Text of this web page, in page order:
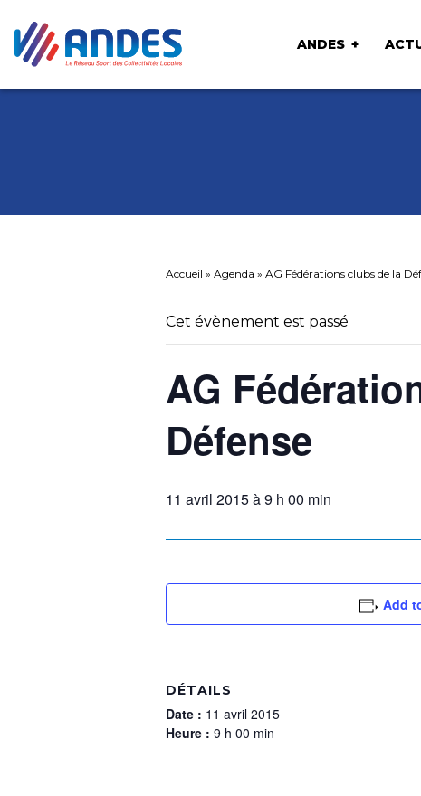
ANDES
Accueil » Agenda » AG Fédérations clubs de la
Cet évènement est passé
AG
Défense
11 avril 2015 à 9 h 00 min
Add
DÉTAILS
Date : 11 avril 2015
Heure : 9 h 00 min